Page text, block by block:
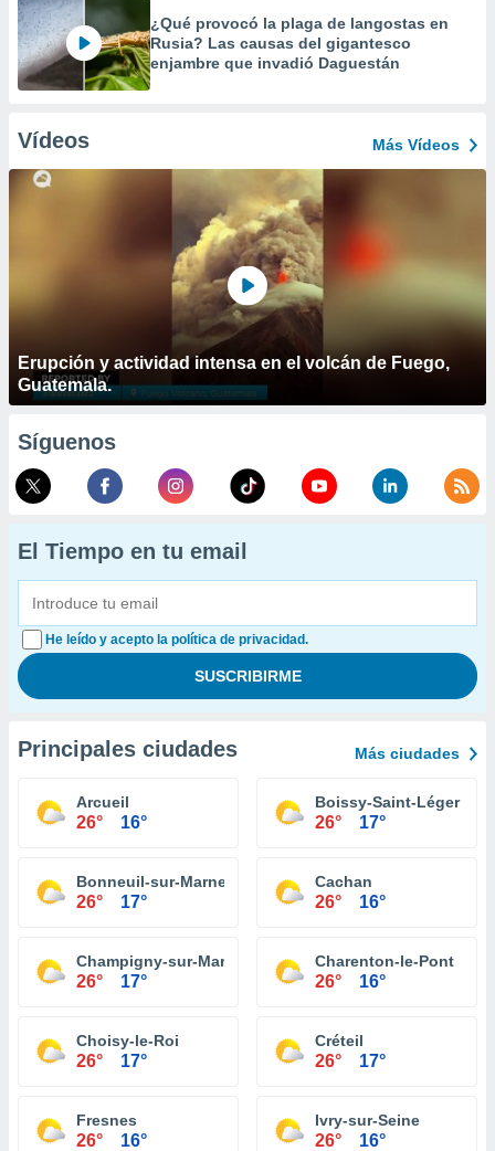
¿Qué provocó la plaga de langostas en
Rusia? Las causas del gigantesco
enjambre que invadió Daguestán
Vídeos Más Vídeos
Erupción y actividad intensa en el volcán de Fuego,
Guatemala.
Síguenos
El Tiempo en tu email
He leído y acepto la política de privacidad.
Principales ciudades Más ciudades
Arcueil
26° 16°
Boissy-Saint-Léger
26° 17°
Bonneuil-sur-Marne
26° 17°
Cachan
26° 16°
Champigny-sur-Marne
26° 17°
Charenton-le-Pont
26° 16°
Choisy-le-Roi
26° 17°
Créteil
26° 17°
Fresnes
26° 16°
Ivry-sur-Seine
26° 16°